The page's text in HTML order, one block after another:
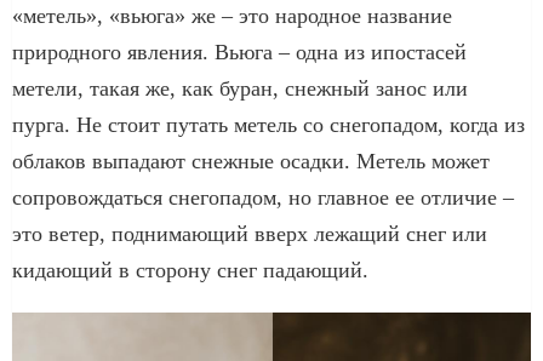
«метель», «вьюга» же – это народное название
природного явления. Вьюга – одна из ипостасей
метели, такая же, как буран, снежный занос или
пурга. Не стоит путать метель со снегопадом, когда из
облаков выпадают снежные осадки. Метель может
сопровождаться снегопадом, но главное ее отличие –
это ветер, поднимающий вверх лежащий снег или
кидающий в сторону снег падающий.